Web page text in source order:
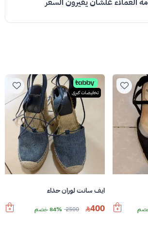
تخفيضات كبرى
ايف سانت لوران حذاء
400
2500 84% خصم